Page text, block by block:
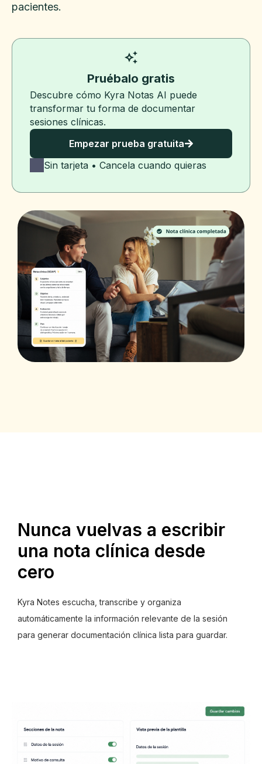
pacientes.
Pruébalo gratis
Descubre cómo Kyra Notas AI puede
transformar tu forma de documentar
sesiones clínicas.
Empezar prueba gratuita
Sin tarjeta • Cancela cuando quieras
Nunca vuelvas a escribir
una nota clínica desde
cero
Kyra Notes escucha, transcribe y organiza
automáticamente la información relevante de la sesión
para generar documentación clínica lista para guardar.